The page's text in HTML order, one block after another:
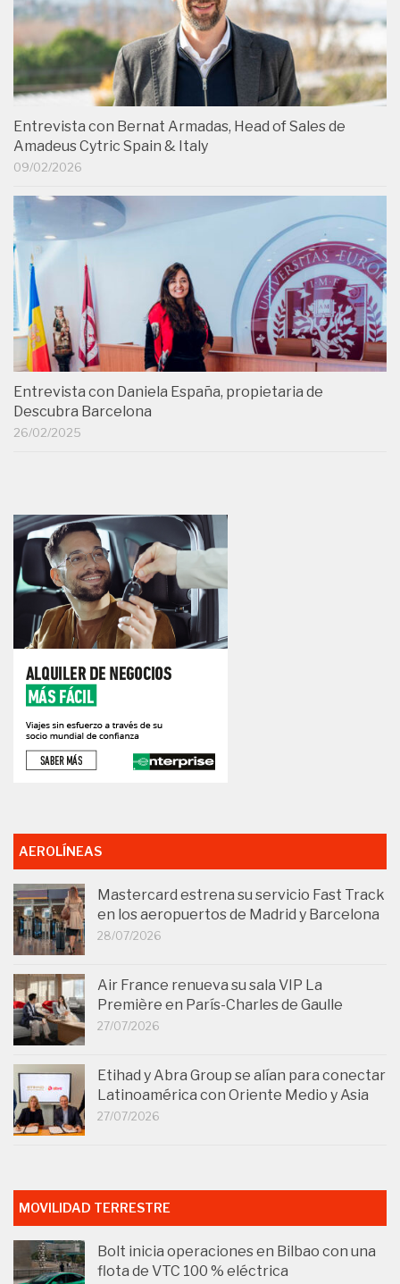
Entrevista con Bernat Armadas, Head of Sales de
Amadeus Cytric Spain & Italy
09/02/2026
Entrevista con Daniela España, propietaria de
Descubra Barcelona
26/02/2025
AEROLÍNEAS
Mastercard estrena su servicio Fast Track
en los aeropuertos de Madrid y Barcelona
28/07/2026
Air France renueva su sala VIP La
Première en París-Charles de Gaulle
27/07/2026
Etihad y Abra Group se alían para conectar
Latinoamérica con Oriente Medio y Asia
27/07/2026
MOVILIDAD TERRESTRE
Bolt inicia operaciones en Bilbao con una
flota de VTC 100 % eléctrica